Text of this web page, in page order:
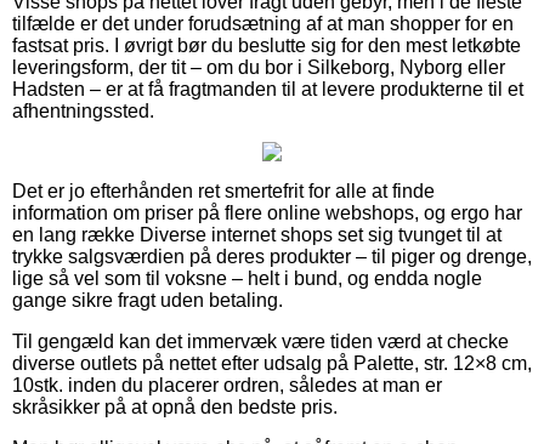
tilfælde er det under forudsætning af at man shopper for en
fastsat pris. I øvrigt bør du beslutte sig for den mest letkøbte
leveringsform, der tit – om du bor i Silkeborg, Nyborg eller
Hadsten – er at få fragtmanden til at levere produkterne til et
afhentningssted.
Det er jo efterhånden ret smertefrit for alle at finde
information om priser på flere online webshops, og ergo har
en lang række Diverse internet shops set sig tvunget til at
trykke salgsværdien på deres produkter – til piger og drenge,
lige så vel som til voksne – helt i bund, og endda nogle
gange sikre fragt uden betaling.
Til gengæld kan det immervæk være tiden værd at checke
diverse outlets på nettet efter udsalg på Palette, str. 12×8 cm,
10stk. inden du placerer ordren, således at man er
skråsikker på at opnå den bedste pris.